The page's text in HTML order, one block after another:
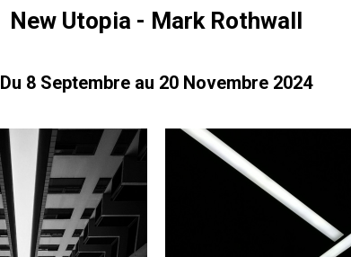
New Utopia - Mark Rothwall
Du 8 Septembre au 20 Novembre 2024